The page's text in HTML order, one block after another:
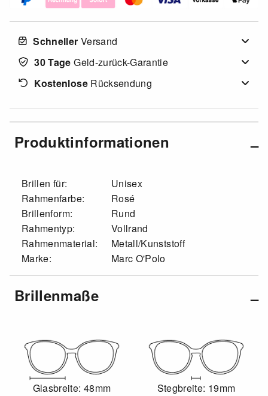
Schneller Versand
30 Tage Geld-zurück-Garantie
KostenloseRücksendung
Produktinformationen
Brillen für:
Unisex
Rahmenfarbe:
Rosé
Brillenform:
Rund
Rahmentyp:
Vollrand
Rahmenmaterial:
Metall/Kunststoff
Marke:
Marc O'Polo
Brillenmaße
Glasbreite: 48mm Stegbreite: 19mm